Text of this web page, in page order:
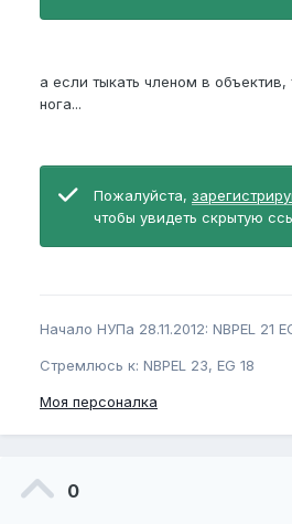
а если тыкать членом в объектив,
нога...
Пожалуйста,
чтобы увидеть скрытую
Начало НУПа 28.11.2012: NBPEL 21
Стремлюсь к: NBPEL 23, EG 18
Моя персоналка
0